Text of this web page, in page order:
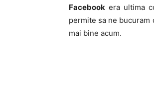
Facebook era ultima
permite sa ne
mai bine acum.